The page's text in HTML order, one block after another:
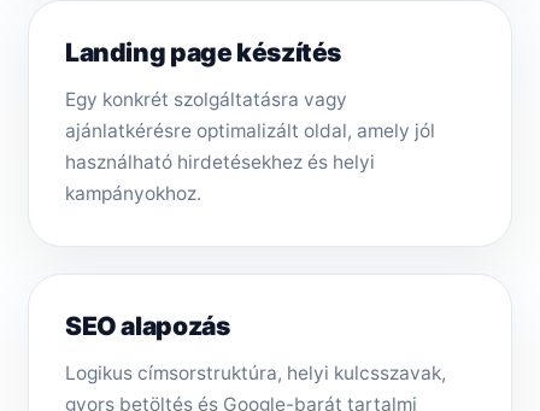
Landing page készítés
Egy konkrét szolgáltatásra vagy
ajánlatkérésre optimalizált oldal, amely jól
használható hirdetésekhez és helyi
kampányokhoz.
SEO alapozás
Logikus címsorstruktúra, helyi kulcsszavak,
gyors betöltés és Google-barát tartalmi